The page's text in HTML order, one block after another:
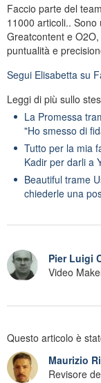
Faccio parte del
11000 articoli..
Greatcontent e
puntualità e
Segui Elisabetta su
Leggi di più sullo
La Promessa
"Ho smesso di
Tutto per la mia
Kadir per darli a
Beautiful trame
chiederle una
Pier Luigi
Video
Questo articolo è
Maurizio
Revisore